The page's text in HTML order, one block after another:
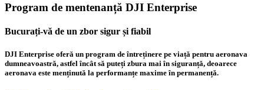
Program de mentenanță DJI Enterprise
Bucurați-vă de un zbor sigur și fiabil
DJI Enterprise oferă un program de întreținere pe viață pentru aeronava
dumneavoastră, astfel încât să puteți zbura mai în siguranță, deoarece
aeronava este menținută la performanțe maxime în permanență.